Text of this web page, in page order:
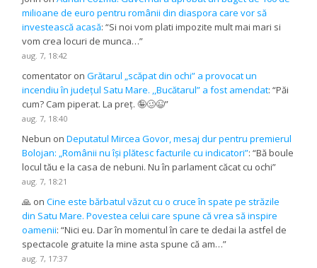
milioane de euro pentru românii din diaspora care vor să
investească acasă: “Si noi vom plati impozite mult mai mari si
vom crea locuri de munca…”
aug. 7, 18:42
comentator onGrătarul „scăpat din ochi” a provocat un
incendiu în județul Satu Mare. ,,Bucătarul” a fost amendat: “Păi
cum? Cam piperat. La preț. 🤪🥴😉”
aug. 7, 18:40
Nebun onDeputatul Mircea Govor, mesaj dur pentru premierul
Bolojan: „Românii nu își plătesc facturile cu indicatori”: “Bă boule
locul tău e la casa de nebuni. Nu în parlament căcat cu ochi”
aug. 7, 18:21
🙏 onCine este bărbatul văzut cu o cruce în spate pe străzile
din Satu Mare. Povestea celui care spune că vrea să inspire
oamenii: “Nici eu. Dar în momentul în care te dedai la astfel de
spectacole gratuite la mine asta spune că am…”
aug. 7, 17:37